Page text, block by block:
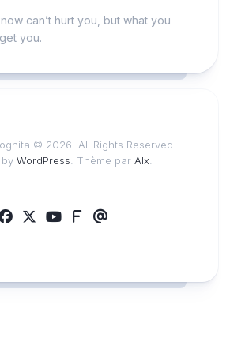
can’t hurt you, but what you
you.
© 2026. All Rights Reserved.
WordPress. Thème par Alx.